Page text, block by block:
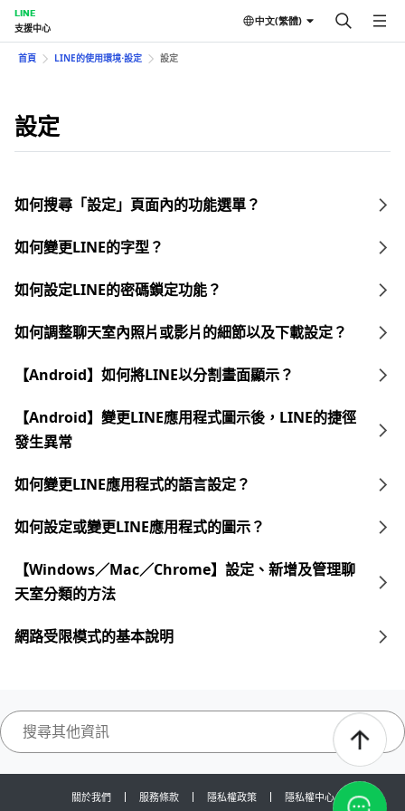
LINE
支援中心
中文(繁體)
首頁 LINE的使用環境⋅設定 設定
設定
如何搜尋「設定」頁面內的功能選單？
如何變更LINE的字型？
如何設定LINE的密碼鎖定功能？
如何調整聊天室內照片或影片的細節以及下載設定？
【Android】如何將LINE以分割畫面顯示？
【Android】變更LINE應用程式圖示後，LINE的捷徑
發生異常
如何變更LINE應用程式的語言設定？
如何設定或變更LINE應用程式的圖示？
【Windows／Mac／Chrome】設定、新增及管理聊
天室分類的方法
網路受限模式的基本說明
關於我們 服務條款 隱私權政策 隱私權中心